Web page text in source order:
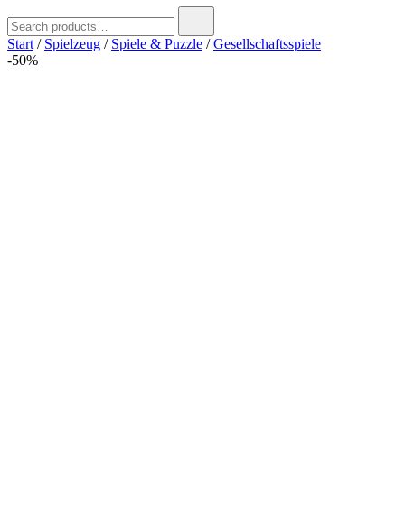
for:
Start / Spielzeug / Spiele & Puzzle /Gesellschaftsspiele
-50%